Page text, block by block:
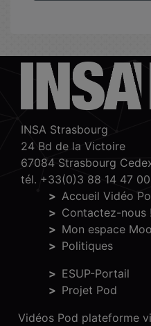
INSA Strasbourg
24 Bd de la Victoire
67084 Strasbourg
tél. +33(0)3 88 14 47 00
Accueil Vidéo
Contactez-nous !
Mon espace
Politiques
ESUP-Portail
Projet Pod
Vidéos Pod plateforme